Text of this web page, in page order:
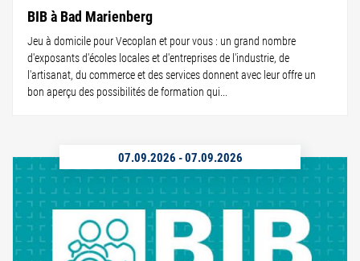
BIB à Bad Marienberg
Jeu à domicile pour Vecoplan et pour vous : un grand nombre
d'exposants d'écoles locales et d'entreprises de l'industrie, de
l'artisanat, du commerce et des services donnent avec leur offre un
bon aperçu des possibilités de formation qui...
07.09.2026 -07.09.2026